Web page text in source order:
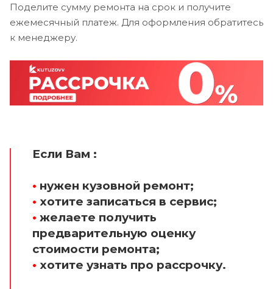
Поделите сумму ремонта на срок и получите
ежемесячный платеж. Для оформления обратитесь
к менеджеру.
Если Вам :
• нужен кузовной ремонт;
• хотите записаться в сервис;
• желаете получить
предварительную оценку
стоимости ремонта;
• хотите узнать про рассрочку.